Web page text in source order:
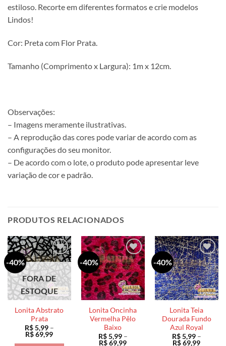
estiloso. Recorte em diferentes formatos e crie modelos
Lindos!
Cor: Preta com Flor Prata.
Tamanho (Comprimento x Largura): 1m x 12cm.
Observações:
– Imagens meramente ilustrativas.
– A reprodução das cores pode variar de acordo com as
configurações do seu monitor.
– De acordo com o lote, o produto pode apresentar leve
variação de cor e padrão.
PRODUTOS RELACIONADOS
-40%
FORA DE
ESTOQUE
Lonita Abstrato
Prata
R$5,99 –
R$69,99Faixa
-40%
Lonita Oncinha
Vermelha Pêlo
Baixo
R$5,99 –
R$69,99Faixa
-40%
Lonita Teia
Dourada Fundo
Azul Royal
R$5,99 –
R$69,99Faixa